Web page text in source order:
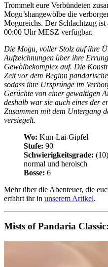
Trommelt eure Verbündeten
Mogu’shangewölbe die
Mogureichs. Der Schlachtzug
00:00 Uhr MESZ verfügbar.
Die Mogu, voller Stolz auf ihre
Aufzeichnungen über ihre
Gewölbekomplex auf. Die
Zeit vor dem Beginn
sodass ihre Ursprünge im
Gerüchte von einer gewaltigen
deshalb war sie auch eines der
Zusammen mit dem Untergang
versiegelt.
Wo: Kun-Lai-Gipfel
Stufe: 90
Schwierigkeitsgrade:
normal und heroisch
Bosse: 6
Mehr über die Abenteuer, die
erfahrt ihr in unserem Artikel.
Mists of Pandaria